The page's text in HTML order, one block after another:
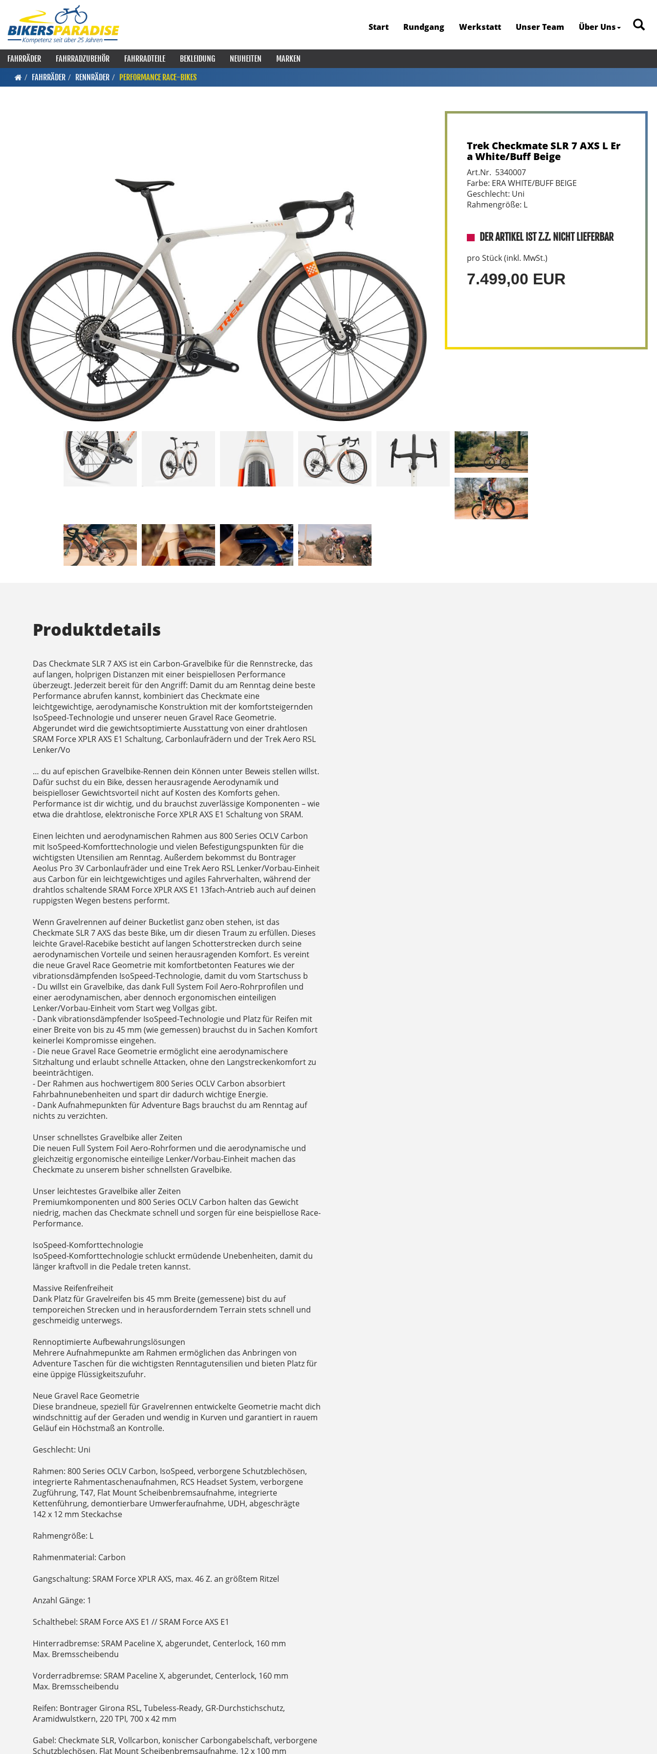
Start Rundgang Werkstatt Unser Team Über Uns
FAHRRÄDER FAHRRADZUBEHÖR FAHRRADTEILE BEKLEIDUNG NEUHEITEN
MARKEN
FAHRRÄDER
RENNRÄDER PERFORMANCE RACE-BIKES
Trek Checkmate SLR 7 AXS L Er
a White/Buff Beige
Art.Nr. 5340007
Farbe: ERA WHITE/BUFF BEIGE
Geschlecht: Uni
Rahmengröße: L
DER ARTIKEL IST Z.Z. NICHT LIEFERBAR
pro Stück (inkl. MwSt.)
7.499,00 EUR
Produktdetails
Das Checkmate SLR 7 AXS ist ein Carbon-Gravelbike für die Rennstrecke, das
auf langen, holprigen Distanzen mit einer beispiellosen Performance
überzeugt. Jederzeit bereit für den Angriff: Damit du am Renntag deine beste
Performance abrufen kannst, kombiniert das Checkmate eine
leichtgewichtige, aerodynamische Konstruktion mit der komfortsteigernden
IsoSpeed-Technologie und unserer neuen Gravel Race Geometrie.
Abgerundet wird die gewichtsoptimierte Ausstattung von einer drahtlosen
SRAM Force XPLR AXS E1 Schaltung, Carbonlaufrädern und der Trek Aero RSL
Lenker/Vo
… du auf epischen Gravelbike-Rennen dein Können unter Beweis stellen willst.
Dafür suchst du ein Bike, dessen herausragende Aerodynamik und
beispielloser Gewichtsvorteil nicht auf Kosten des Komforts gehen.
Performance ist dir wichtig, und du brauchst zuverlässige Komponenten – wie
etwa die drahtlose, elektronische Force XPLR AXS E1 Schaltung von SRAM.
Einen leichten und aerodynamischen Rahmen aus 800 Series OCLV Carbon
mit IsoSpeed-Komforttechnologie und vielen Befestigungspunkten für die
wichtigsten Utensilien am Renntag. Außerdem bekommst du Bontrager
Aeolus Pro 3V Carbonlaufräder und eine Trek Aero RSL Lenker/Vorbau-Einheit
aus Carbon für ein leichtgewichtiges und agiles Fahrverhalten, während der
drahtlos schaltende SRAM Force XPLR AXS E1 13fach-Antrieb auch auf deinen
ruppigsten Wegen bestens performt.
Wenn Gravelrennen auf deiner Bucketlist ganz oben stehen, ist das
Checkmate SLR 7 AXS das beste Bike, um dir diesen Traum zu erfüllen. Dieses
leichte Gravel-Racebike besticht auf langen Schotterstrecken durch seine
aerodynamischen Vorteile und seinen herausragenden Komfort. Es vereint
die neue Gravel Race Geometrie mit komfortbetonten Features wie der
vibrationsdämpfenden IsoSpeed-Technologie, damit du vom Startschuss b
- Du willst ein Gravelbike, das dank Full System Foil Aero-Rohrprofilen und
einer aerodynamischen, aber dennoch ergonomischen einteiligen
Lenker/Vorbau-Einheit vom Start weg Vollgas gibt.
- Dank vibrationsdämpfender IsoSpeed-Technologie und Platz für Reifen mit
einer Breite von bis zu 45 mm (wie gemessen) brauchst du in Sachen Komfort
keinerlei Kompromisse eingehen.
- Die neue Gravel Race Geometrie ermöglicht eine aerodynamischere
Sitzhaltung und erlaubt schnelle Attacken, ohne den Langstreckenkomfort zu
beeinträchtigen.
- Der Rahmen aus hochwertigem 800 Series OCLV Carbon absorbiert
Fahrbahnunebenheiten und spart dir dadurch wichtige Energie.
- Dank Aufnahmepunkten für Adventure Bags brauchst du am Renntag auf
nichts zu verzichten.
Unser schnellstes Gravelbike aller Zeiten
Die neuen Full System Foil Aero-Rohrformen und die aerodynamische und
gleichzeitig ergonomische einteilige Lenker/Vorbau-Einheit machen das
Checkmate zu unserem bisher schnellsten Gravelbike.
Unser leichtestes Gravelbike aller Zeiten
Premiumkomponenten und 800 Series OCLV Carbon halten das Gewicht
niedrig, machen das Checkmate schnell und sorgen für eine beispiellose Race-
Performance.
IsoSpeed-Komforttechnologie
IsoSpeed-Komforttechnologie schluckt ermüdende Unebenheiten, damit du
länger kraftvoll in die Pedale treten kannst.
Massive Reifenfreiheit
Dank Platz für Gravelreifen bis 45 mm Breite (gemessene) bist du auf
temporeichen Strecken und in herausforderndem Terrain stets schnell und
geschmeidig unterwegs.
Rennoptimierte Aufbewahrungslösungen
Mehrere Aufnahmepunkte am Rahmen ermöglichen das Anbringen von
Adventure Taschen für die wichtigsten Renntagutensilien und bieten Platz für
eine üppige Flüssigkeitszufuhr.
Neue Gravel Race Geometrie
Diese brandneue, speziell für Gravelrennen entwickelte Geometrie macht dich
windschnittig auf der Geraden und wendig in Kurven und garantiert in rauem
Geläuf ein Höchstmaß an Kontrolle.
Geschlecht: Uni
Rahmen: 800 Series OCLV Carbon, IsoSpeed, verborgene Schutzblechösen,
integrierte Rahmentaschenaufnahmen, RCS Headset System, verborgene
Zugführung, T47, Flat Mount Scheibenbremsaufnahme, integrierte
Kettenführung, demontierbare Umwerferaufnahme, UDH, abgeschrägte
142 x 12 mm Steckachse
Rahmengröße: L
Rahmenmaterial: Carbon
Gangschaltung: SRAM Force XPLR AXS, max. 46 Z. an größtem Ritzel
Anzahl Gänge: 1
Schalthebel: SRAM Force AXS E1 // SRAM Force AXS E1
Hinterradbremse: SRAM Paceline X, abgerundet, Centerlock, 160 mm
Max. Bremsscheibendu
Vorderradbremse: SRAM Paceline X, abgerundet, Centerlock, 160 mm
Max. Bremsscheibendu
Reifen: Bontrager Girona RSL, Tubeless-Ready, GR-Durchstichschutz,
Aramidwulstkern, 220 TPI, 700 x 42 mm
Gabel: Checkmate SLR, Vollcarbon, konischer Carbongabelschaft, verborgene
Schutzblechösen, Flat Mount Scheibenbremsaufnahme, 12 x 100 mm